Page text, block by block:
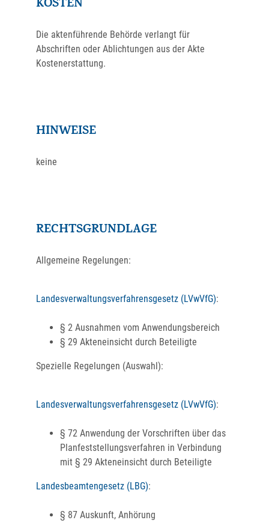
KOSTEN
Die aktenführende Behörde verlangt für
Abschriften oder Ablichtungen aus der Akte
Kostenerstattung.
HINWEISE
keine
RECHTSGRUNDLAGE
Allgemeine Regelungen:
Landesverwaltungsverfahrensgesetz (LVwVfG):
§ 2 Ausnahmen vom Anwendungsbereich
§ 29 Akteneinsicht durch Beteiligte
Spezielle Regelungen (Auswahl):
Landesverwaltungsverfahrensgesetz (LVwVfG):
§ 72 Anwendung der Vorschriften über das
Planfeststellungsverfahren in Verbindung
mit § 29 Akteneinsicht durch Beteiligte
Landesbeamtengesetz (LBG):
§ 87 Auskunft, Anhörung